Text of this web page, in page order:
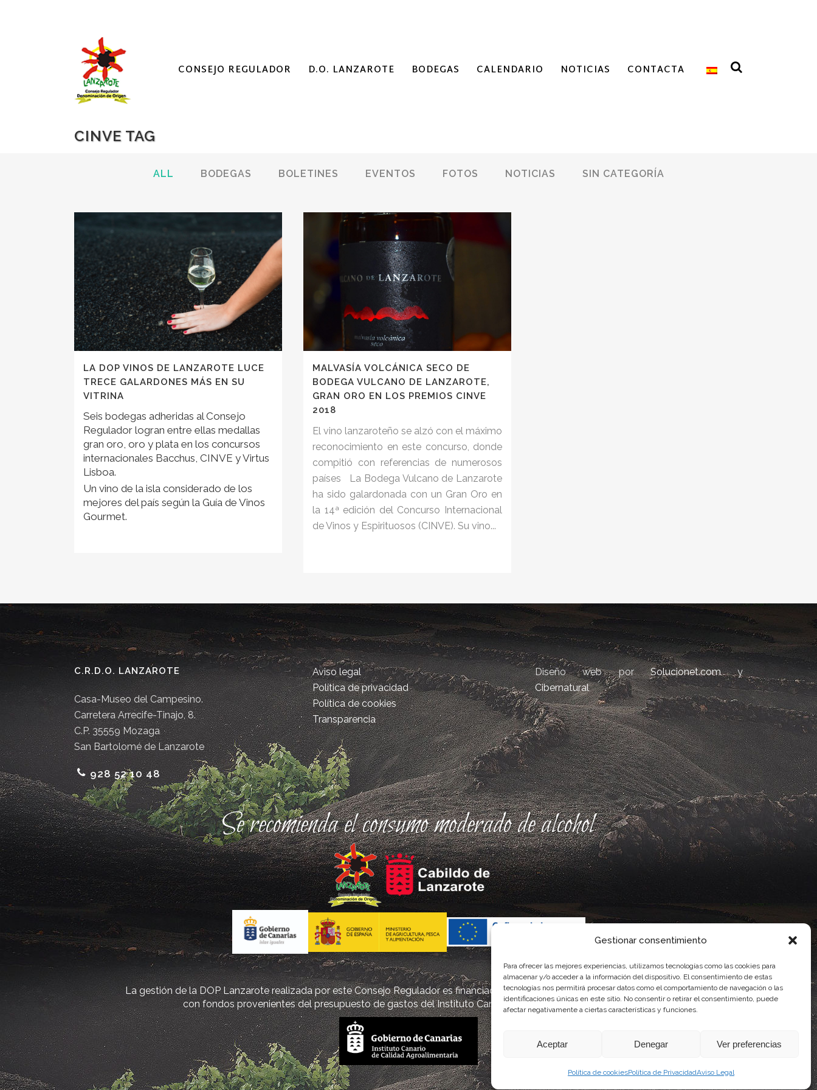
Gestionar consentimiento
Para ofrecer las mejores experiencias, utilizamos tecnologías como las cookies para
almacenar y/o acceder a la información del dispositivo. El consentimiento de estas
tecnologías nos permitirá procesar datos como el comportamiento de navegación o las
identificaciones únicas en este sitio. No consentir o retirar el consentimiento, puede
afectar negativamente a ciertas características y funciones.
Aceptar Denegar Ver preferencias
Política de cookiesPolítica de PrivacidadAviso Legal
CONSEJO REGULADOR D.O. LANZAROTE BODEGAS CALENDARIO NOTICIAS CONTACTA
CINVE TAG
ALL BODEGAS BOLETINES EVENTOS FOTOS NOTICIAS SIN CATEGORÍA
LA DOP VINOS DE LANZAROTE LUCE
TRECE GALARDONES MÁS EN SU
VITRINA
Seis bodegas adheridas al Consejo
Regulador logran entre ellas medallas
gran oro, oro y plata en los concursos
internacionales Bacchus, CINVE y Virtus
Lisboa.
Un vino de la isla considerado de los
mejores del país según la Guía de Vinos
Gourmet.
MALVASÍA VOLCÁNICA SECO DE
BODEGA VULCANO DE LANZAROTE,
GRAN ORO EN LOS PREMIOS CINVE
2018
El vino lanzaroteño se alzó con el máximo
reconocimiento en este concurso, donde
compitió con referencias de numerosos
países La Bodega Vulcano de Lanzarote
ha sido galardonada con un Gran Oro en
la 14ª edición del Concurso Internacional
de Vinos y Espirituosos (CINVE). Su vino...
C.R.D.O. LANZAROTE
Casa-Museo del Campesino.
Carretera Arrecife-Tinajo, 8.
C.P. 35559 Mozaga
San Bartolomé de Lanzarote
928 52 10 48
Aviso legal
Política de privacidad
Política de cookies
Transparencia
Diseño web porSolucionet.comy
Cibernatural
Se recomienda el consumo moderado de alcohol
La gestión de la DOP Lanzarote realizada por este Consejo Regulador es financiada, parcialmente, por el Gobierno de Canarias
con fondos provenientes del presupuesto de gastos del Instituto Canario de Calidad Agroalimentaria